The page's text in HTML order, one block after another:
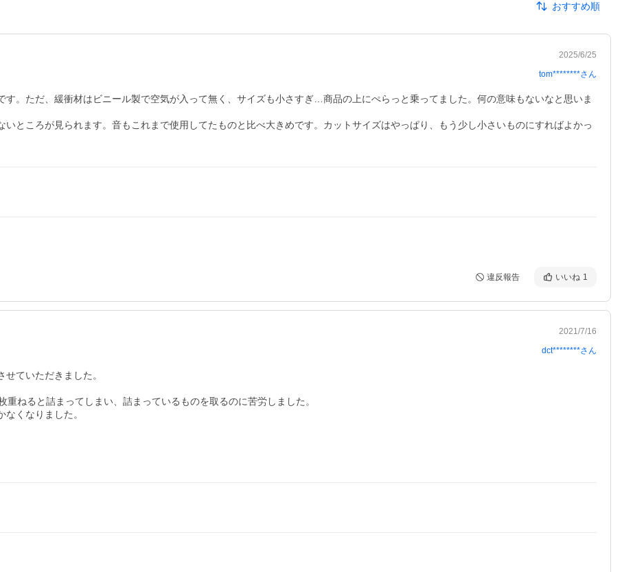
おすすめ順
2025/6/25
tom********さん
す。ただ、緩衝材はビニール製で空気が入って無く、サイズも小さすぎ…商品の上にぺらっと乗ってました。何の意味もないなと思いま
ところが見られます。音もこれまで使用してたものと比べ大きめです。カットサイズはやっぱり、もう少し小さいものにすればよかっ
違反報告 いいね 1
2021/7/16
dct********さん
ていただきました。
ねると詰まってしまい、詰まっているものを取るのに苦労しました。
くなりました。